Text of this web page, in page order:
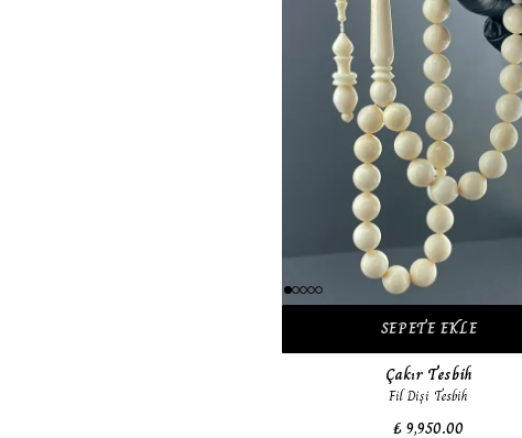
SEPETE EKLE
Çakır Tesbih
Fil Dişi Tesbih
₺ 9,950.00